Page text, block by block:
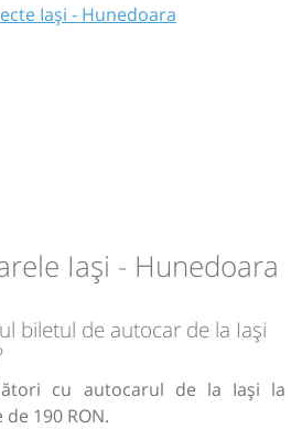
Autogara Interservice SRL
Zile de circulație:
Iași - Hunedoara
Iași - Hunedoara
biletul de autocar de la Iași
cu autocarul de la Iași la
190 RON.